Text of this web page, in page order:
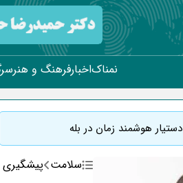
نمناکاخبارفرهنگ و هنر
دستیار هوشمند زمان در بله
سلامت پیشگیری